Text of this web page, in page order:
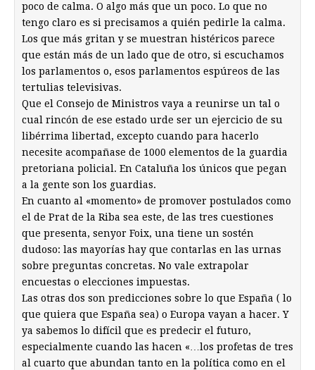
poco de calma. O algo más que un poco. Lo que no
tengo claro es si precisamos a quién pedirle la calma.
Los que más gritan y se muestran histéricos parece
que están más de un lado que de otro, si escuchamos
los parlamentos o, esos parlamentos espúreos de las
tertulias televisivas.
Que el Consejo de Ministros vaya a reunirse un tal o
cual rincón de ese estado urde ser un ejercicio de su
libérrima libertad, excepto cuando para hacerlo
necesite acompañase de 1000 elementos de la guardia
pretoriana policial. En Cataluña los únicos que pegan
a la gente son los guardias.
En cuanto al «momento» de promover postulados como
el de Prat de la Riba sea este, de las tres cuestiones
que presenta, senyor Foix, una tiene un sostén
dudoso: las mayorías hay que contarlas en las urnas
sobre preguntas concretas. No vale extrapolar
encuestas o elecciones impuestas.
Las otras dos son predicciones sobre lo que España ( lo
que quiera que España sea) o Europa vayan a hacer. Y
ya sabemos lo difícil que es predecir el futuro,
especialmente cuando las hacen «…los profetas de tres
al cuarto que abundan tanto en la política como en el